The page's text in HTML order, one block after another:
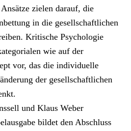
zielen darauf, die
in die gesellschaftlichen
Kritische Psychologie
wie auf der
vor, das die individuelle
der gesellschaftlichen
und Klaus Weber
bildet den Abschluss